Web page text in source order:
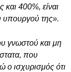
400%, είναι
υπουργού της».
γνωστού και μη
που
ο ισχυρισμός ότι